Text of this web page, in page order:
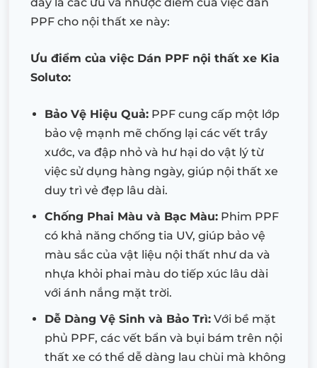
PPF cho nội thất xe này:
Ưu điểm của việc Dán PPF nội thất xe Kia
Soluto:
Bảo Vệ Hiệu Quả: PPF cung cấp một lớp
bảo vệ mạnh mẽ chống lại các vết trầy
xước, va đập nhỏ và hư hại do vật lý từ
việc sử dụng hàng ngày, giúp nội thất xe
duy trì vẻ đẹp lâu dài.
Chống Phai Màu và Bạc Màu: Phim PPF
có khả năng chống tia UV, giúp bảo vệ
màu sắc của vật liệu nội thất như da và
nhựa khỏi phai màu do tiếp xúc lâu dài
với ánh nắng mặt trời.
Dễ Dàng Vệ Sinh và Bảo Trì: Với bề mặt
phủ PPF, các vết bẩn và bụi bám trên nội
thất xe có thể dễ dàng lau chùi mà không